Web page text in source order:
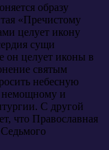
образу
«Пречистому
целует икону
сущи
он целует иконы в
святым
небесную
немощному и
С другой
что Православная